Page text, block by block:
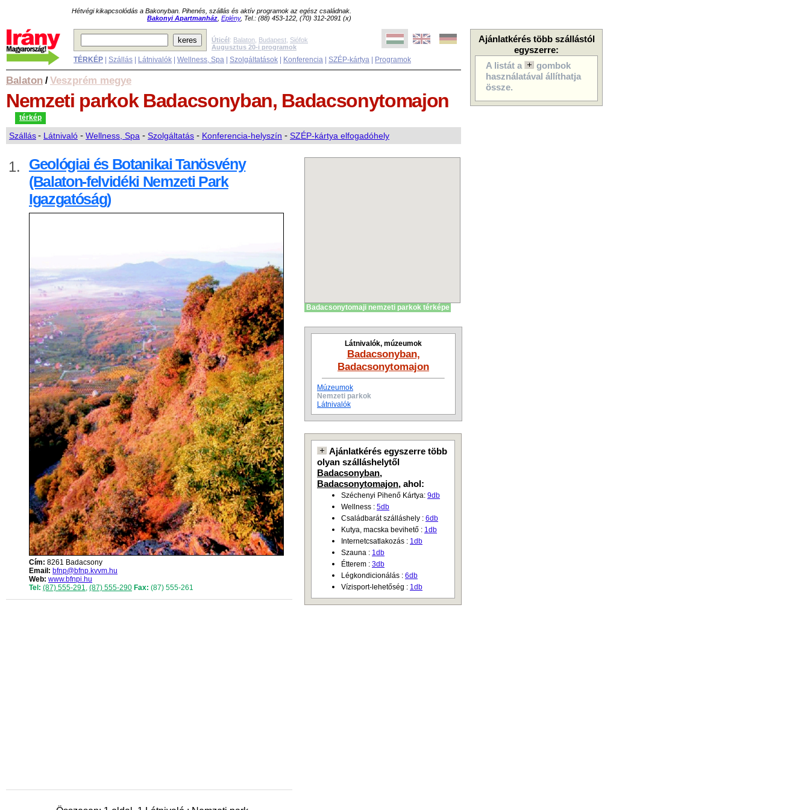
Hétvégi kikapcsolódás a Bakonyban. Pihenés, szállás és aktív programok az egész családnak.
Bakonyi Apartmanház Eplény, Tel.: (88) 453-122, (70) 312-2091 (x)
Ajánlatkérés több szállástól
egyszerre:
A listát a
gombok
használatával állíthatja
össze.
Úticél: Balaton Budapest Siófok
Augusztus 20-i programok
TÉRKÉP Szállás Látnivalók Wellness, Spa Szolgáltatások Konferencia SZÉP-kártya Programok
Balaton /Veszprém megye
Nemzeti parkok Badacsonyban, Badacsonytomajon
térkép
Szállás- Látnivaló - Wellness, Spa - Szolgáltatás - Konferencia-helyszín - SZÉP-kártya elfogadóhely
1.
Geológiai és Botanikai Tanösvény
(Balaton-felvidéki Nemzeti Park
Igazgatóság)
Cím: 8261 Badacsony
Email: bfnp@bfnp.kvvm.hu
Web: www.bfnpi.hu
Tel: (87) 555-291, (87) 555-290 Fax: (87) 555-261
Badacsonytomaji nemzeti parkok térképe
Látnivalók, múzeumok
Badacsonyban,
Badacsonytomajon
Múzeumok
Nemzeti parkok
Látnivalók
Ajánlatkérés egyszerre több
olyan szálláshelytől
Badacsonyban,
Badacsonytomajon, ahol:
Széchenyi Pihenő Kártya: 9db
Wellness : 5db
Családbarát szálláshely : 6db
Kutya, macska bevihető : 1db
Internetcsatlakozás : 1db
Szauna : 1db
Étterem : 3db
Légkondicionálás : 6db
Vízisport-lehetőség : 1db